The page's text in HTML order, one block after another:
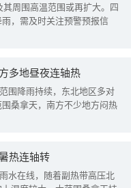
周围高温范围或再扩大。四
，需及时关注预警预报信
多地昼夜连轴热
围降雨持续，东北地区多对
桑拿天，南方不少地方闷热
热连轴转
水在线，随着副热带高压北